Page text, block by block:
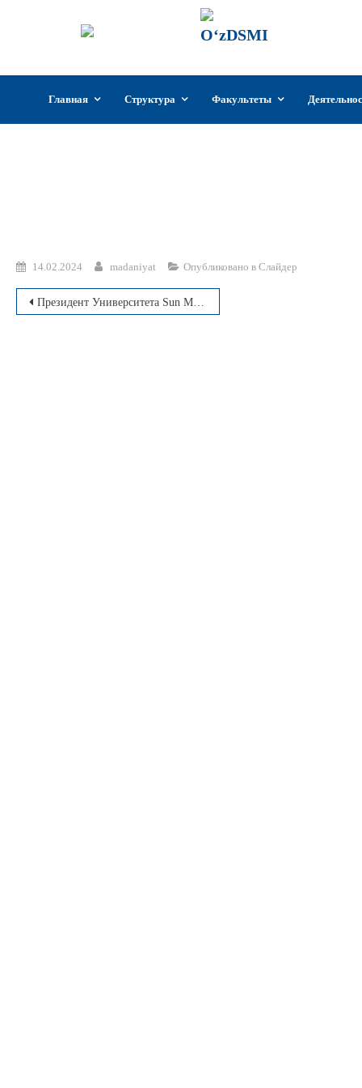
содержимому
Главная Структура Факультеты
14.02.2024 madaniyat Опубликовано в Слайдер
Навигация
Президент Университета Sun Moon и глава бизнес-совета ICT/SW посетили ГИИКУз